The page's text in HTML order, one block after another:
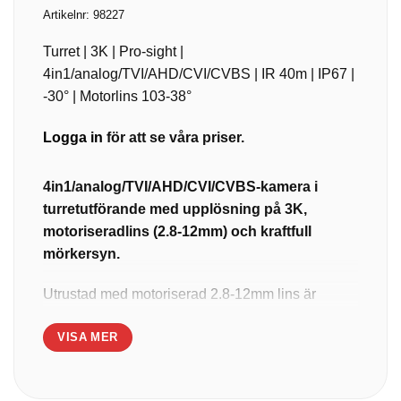
Artikelnr: 98227
Turret | 3K | Pro-sight |
4in1/analog/TVI/AHD/CVI/CVBS | IR 40m | IP67 |
-30° | Motorlins 103-38°
Logga in för att se våra priser.
4in1/analog/TVI/AHD/CVI/CVBS-kamera i
turretutförande med upplösning på 3K,
motoriseradlins (2.8-12mm) och kraftfull
mörkersyn.
Utrustad med motoriserad 2.8-12mm lins är
medeldistansövervakning (upp till 40 meter) i
VISA MER